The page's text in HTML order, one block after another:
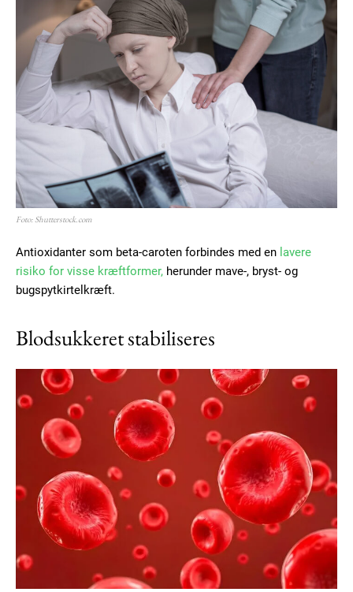
Foto: Shutterstock.com
Antioxidanter som beta-caroten forbindes med en lavere
risiko for visse kræftformer, herunder mave-, bryst- og
bugspytkirtelkræft.
Blodsukkeret stabiliseres